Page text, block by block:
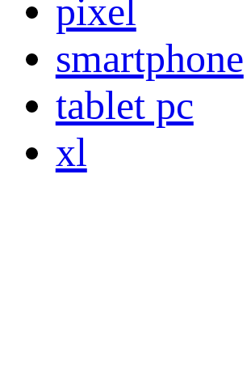
pixel
smartphone
tablet pc
xl